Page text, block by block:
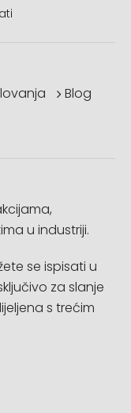
Blog
u industriji.
se ispisati u
za slanje
s trećim